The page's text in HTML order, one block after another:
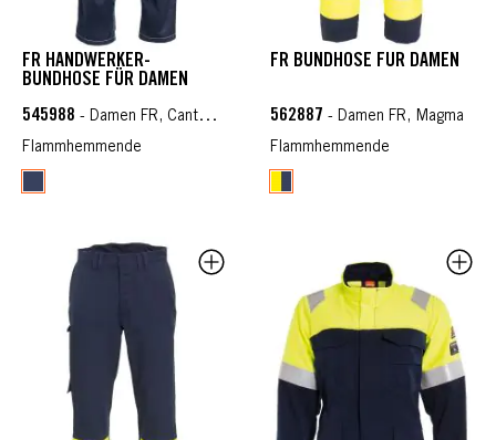
FR HANDWERKER-
BUNDHOSE FÜR DAMEN
545988 - Damen FR, Cantex WS
Flammhemmende
FR BUNDHOSE FÜR DAMEN
562887 - Damen FR, Magma
Flammhemmende